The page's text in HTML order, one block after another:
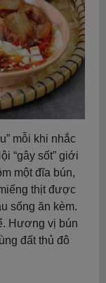
mỗi khi nhắc
“gây sốt” giới
một đĩa bún,
thịt được
sống ăn kèm.
Hương vị bún
đất thủ đô